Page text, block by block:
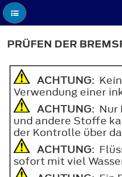
PRÜFEN DER
ACHTUNG:
Verwendung einer
ACHTUNG: Nur
und andere Stoffe
der Kontrolle über
ACHTUNG:
sofort mit viel